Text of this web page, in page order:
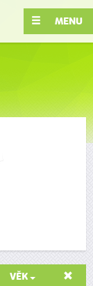
MENU
VĚK